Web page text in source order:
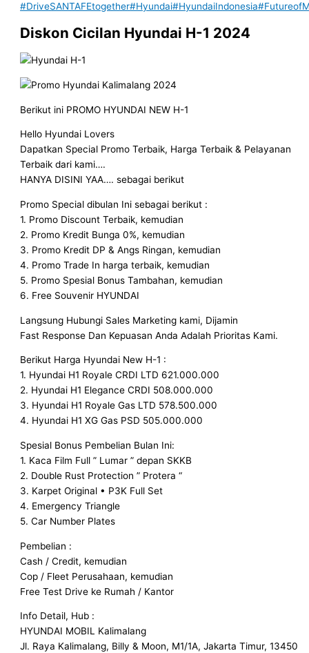
#DriveSANTAFEtogether#Hyundai#HyundaiIndonesia
Diskon Cicilan Hyundai H-1 2024
Berikut ini PROMO HYUNDAI NEW H-1
Hello Hyundai Lovers
Dapatkan Special Promo Terbaik, Harga Terbaik & Pelayanan
Terbaik dari kami….
HANYA DISINI YAA…. sebagai berikut
Promo Special dibulan Ini sebagai berikut :
1. Promo Discount Terbaik, kemudian
2. Promo Kredit Bunga 0%, kemudian
3. Promo Kredit DP & Angs Ringan, kemudian
4. Promo Trade In harga terbaik, kemudian
5. Promo Spesial Bonus Tambahan, kemudian
6. Free Souvenir HYUNDAI
Langsung Hubungi Sales Marketing kami, Dijamin
Fast Response Dan Kepuasan Anda Adalah Prioritas Kami.
Berikut Harga Hyundai New H-1 :
1. Hyundai H1 Royale CRDI LTD 621.000.000
2. Hyundai H1 Elegance CRDI 508.000.000
3. Hyundai H1 Royale Gas LTD 578.500.000
4. Hyundai H1 XG Gas PSD 505.000.000
Spesial Bonus Pembelian Bulan Ini:
1. Kaca Film Full ” Lumar ” depan SKKB
2. Double Rust Protection ” Protera “
3. Karpet Original • P3K Full Set
4. Emergency Triangle
5. Car Number Plates
Pembelian :
Cash / Credit, kemudian
Cop / Fleet Perusahaan, kemudian
Free Test Drive ke Rumah / Kantor
Info Detail, Hub :
HYUNDAI MOBIL Kalimalang
Jl. Raya Kalimalang, Billy & Moon, M1/1A, Jakarta Timur, 13450